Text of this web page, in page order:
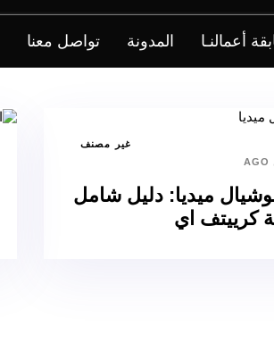
أعمالنـا المدونة تواصل معنا
غير مصنف
ميديا: دليل شامل
كرييتف اي